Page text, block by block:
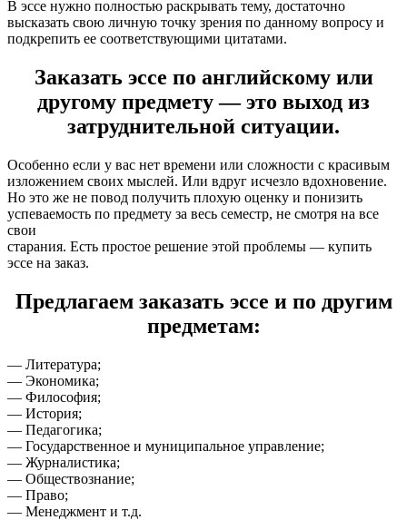
В эссе нужно полностью раскрывать тему, достаточно
высказать свою личную точку зрения по данному вопросу и
подкрепить ее соответствующими цитатами.
Заказать эссе по английскому или
другому предмету — это выход из
затруднительной ситуации.
Особенно если у вас нет времени или сложности с красивым
изложением своих мыслей. Или вдруг исчезло вдохновение.
Но это же не повод получить плохую оценку и понизить
успеваемость по предмету за весь семестр, не смотря на все
свои
старания. Есть простое решение этой проблемы — купить
эссе на заказ.
Предлагаем заказать эссе и по другим
предметам:
— Литература;
— Экономика;
— Философия;
— История;
— Педагогика;
— Государственное и муниципальное управление;
— Журналистика;
— Обществознание;
— Право;
— Менеджмент и т.д.